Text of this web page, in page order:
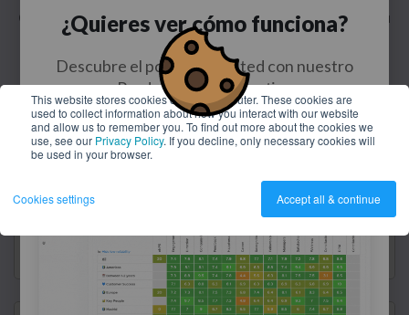
This website stores cookies on your computer. These cookies are
used to collect information about how you interact with our website
and allow us to remember you. To find out more about the cookies we
use, see our Privacy Policy. If you decline, only necessary cookies will
be used in your browser.
Cookies settings Accept all & continue
Contrata solo los módulos que necesites y escala a tu
ritmo. Máximo valor, sin costes innecesarios.
Patricia Iglesias
Chief People & Culture Officer at Techsoulogy
La capacidad de la plataforma para adaptarse a
nuestras necesidades y el acompañamiento
transformar nuestra cultura de la evaluación
¿Quieres ver cómo funciona?
Descubre el poder de Nailted con nuestro
Product Tour interactivo
EMPEZAR TOUR